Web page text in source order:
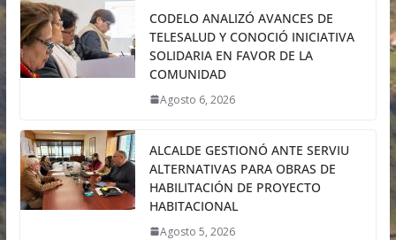
CODELO ANALIZÓ AVANCES DE
TELESALUD Y CONOCIÓ INICIATIVA
SOLIDARIA EN FAVOR DE LA
COMUNIDAD
Agosto 6, 2026
ALCALDE GESTIONÓ ANTE SERVIU
ALTERNATIVAS PARA OBRAS DE
HABILITACIÓN DE PROYECTO
HABITACIONAL
Agosto 5, 2026